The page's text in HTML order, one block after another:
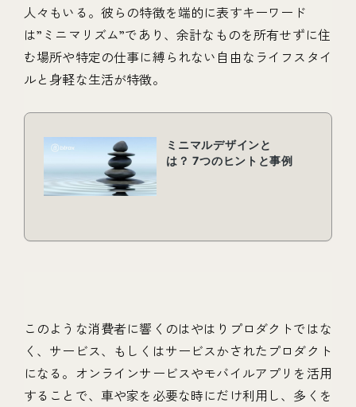
人々もいる。彼らの特徴を端的に表すキーワード
は”ミニマリズム”であり、余計なものを所有せずに住
む場所や特定の仕事に縛られない自由なライフスタイ
ルと身軽な生活が特徴。
このような消費者に響くのはやはりプロダクトではな
く、サービス、もしくはサービスかされたプロダクト
になる。オンラインサービスやモバイルアプリを活用
することで、車や家を必要な時にだけ利用し、多くを